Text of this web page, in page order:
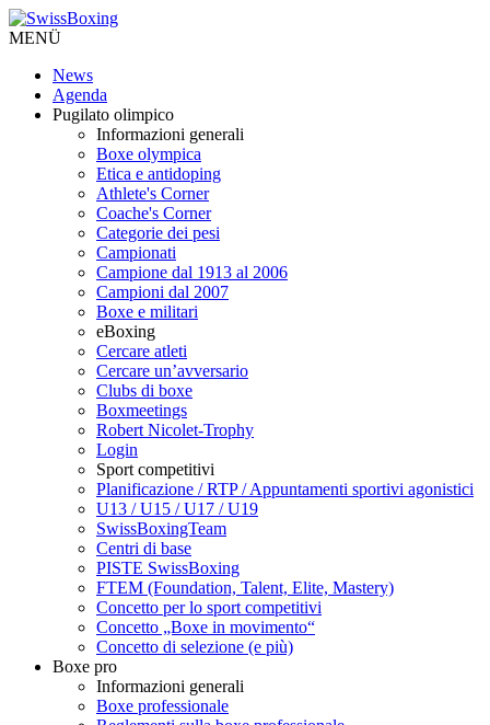
MENÜ
News
Agenda
Pugilato olimpico
Informazioni generali
Boxe olympica
Etica e antidoping
Athlete's Corner
Coache's Corner
Categorie dei pesi
Campionati
Campione dal 1913 al 2006
Campioni dal 2007
Boxe e militari
eBoxing
Cercare atleti
Cercare un’avversario
Clubs di boxe
Boxmeetings
Robert Nicolet-Trophy
Login
Sport competitivi
Planificazione / RTP / Appuntamenti sportivi agonistici
U13 / U15 / U17 / U19
SwissBoxingTeam
Centri di base
PISTE SwissBoxing
FTEM (Foundation, Talent, Elite, Mastery)
Concetto per lo sport competitivi
Concetto „Boxe in movimento“
Concetto di selezione (e più)
Boxe pro
Informazioni generali
Boxe professionale